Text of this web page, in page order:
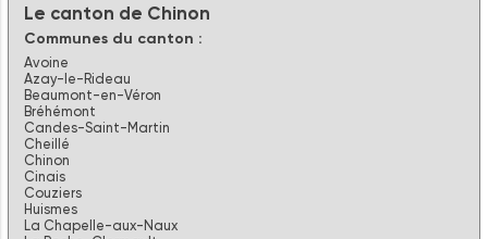
Le canton de Chinon
Communes du canton :
Avoine
Azay-le-Rideau
Beaumont-en-Véron
Bréhémont
Candes-Saint-Martin
Cheillé
Chinon
Cinais
Couziers
Huismes
La Chapelle-aux-Naux